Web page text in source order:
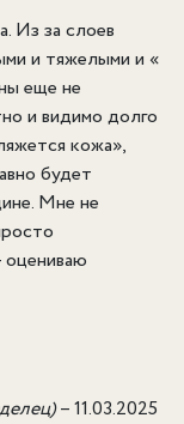
Из за слоев
и тяжелыми и «
еще не
и видимо долго
кожа»,
будет
Мне не
оцениваю
–11.03.2025